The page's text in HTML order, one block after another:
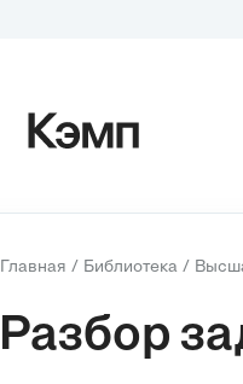
Главная Библиотека
Разбор